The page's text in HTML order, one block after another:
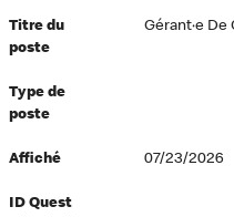
Titre du
poste
Gérant·e De
Type de
poste
Affiché 07/23/2026
ID Quest